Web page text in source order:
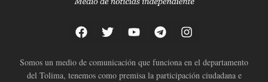
Somos un medio de comunicación que funciona en el departamento
del Tolima, tenemos como premisa la participación ciudadana e